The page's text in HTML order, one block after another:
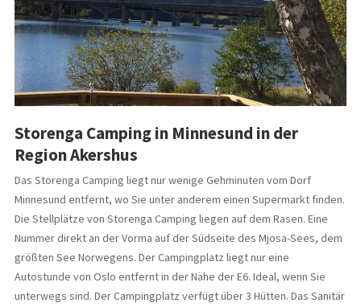
Storenga Camping in Minnesund in der
Region Akershus
Das Storenga Camping liegt nur wenige Gehminuten vom Dorf
Minnesund entfernt, wo Sie unter anderem einen Supermarkt finden.
Die Stellplätze von Storenga Camping liegen auf dem Rasen. Eine
Nummer direkt an der Vorma auf der Südseite des Mjosa-Sees, dem
größten See Norwegens. Der Campingplatz liegt nur eine
Autostunde von Oslo entfernt in der Nähe der E6. Ideal, wenn Sie
unterwegs sind. Der Campingplatz verfügt über 3 Hütten. Das Sanitär